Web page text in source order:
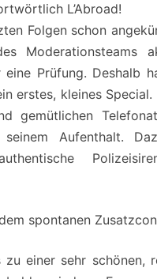
L’Abroad!
Folgen schon
Moderationsteams
Prüfung. Deshalb
erstes, kleines Special.
gemütlichen
Aufenthalt.
spontanen
einer sehr schönen,